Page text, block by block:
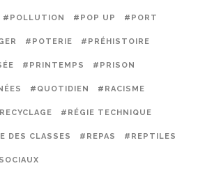
#POLLUTION #POP UP #PORT
#POTERIE #PRÉHISTOIRE
#PRINTEMPS #PRISON
#QUOTIDIEN #RACISME
#RÉGIE TECHNIQUE
DES CLASSES #REPAS #REPTILES